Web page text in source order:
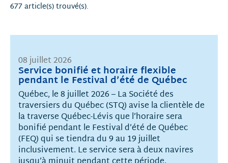
677 article(s) trouvé(s).
Service bonifié et horaire flexible
pendant le Festival d’été de Québec
08 juillet 2026
Québec, le 8 juillet 2026 – La Société des
traversiers du Québec (STQ) avise la clientèle de
la traverse Québec-Lévis que l’horaire sera
bonifié pendant le Festival d’été de Québec
(FEQ) qui se tiendra du 9 au 19 juillet
inclusivement. Le service sera à deux navires